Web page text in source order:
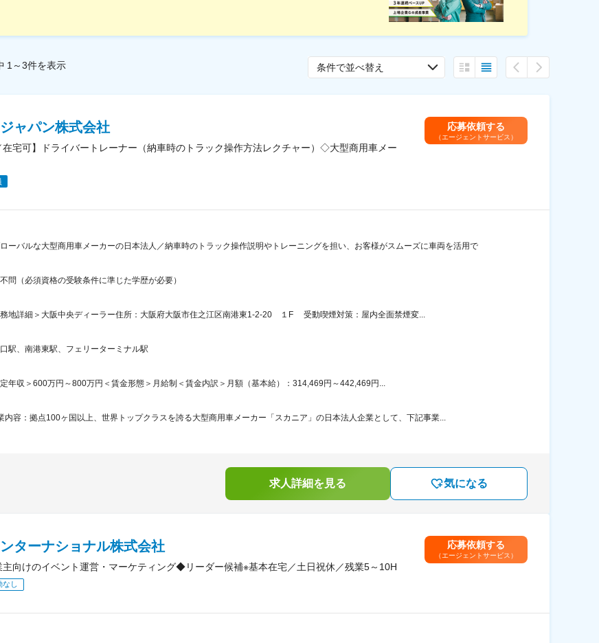
1～3件を表示 条件で並べ替え
ャパン株式会社
在宅可】ドライバートレーナー（納車時のトラック操作方法レクチャー）◇大型商用車メー
応募依頼する
（エージェントサービス）
ローバルな大型商用車メーカーの日本法人／納車時のトラック操作説明やトレーニングを担い、お客様がスムーズに車両を活用で
問（必須資格の受験条件に準じた学歴が必要）
務地詳細＞大阪中央ディーラー住所：大阪府大阪市住之江区南港東1-2-20 １F 受動喫煙対策：屋内全面禁煙変...
駅、南港東駅、フェリーターミナル駅
定年収＞600万円～800万円＜賃金形態＞月給制＜賃金内訳＞月額（基本給）：314,469円～442,469円...
内容：拠点100ヶ国以上、世界トップクラスを誇る大型商用車メーカー「スカニア」の日本法人企業として、下記事業...
求人詳細を見る 気になる
ターナショナル株式会社
主向けのイベント運営・マーケティング◆リーダー候補※基本在宅／土日祝休／残業5～10H
なし
応募依頼する
（エージェントサービス）